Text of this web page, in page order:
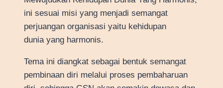
ini sesuai misi yang menjadi semangat
perjuangan organisasi yaitu kehidupan
dunia yang harmonis.
Tema ini diangkat sebagai bentuk semangat
pembinaan diri melalui proses pembaharuan